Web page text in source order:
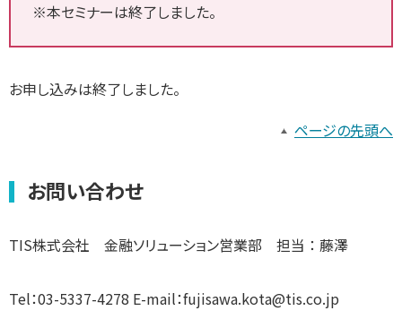
※本セミナーは終了しました。
お申し込みは終了しました。
ページの先頭へ
お問い合わせ
TIS株式会社 金融ソリューション営業部 担当 ： 藤澤
Tel：03-5337-4278 E-mail：fujisawa.kota@tis.co.jp